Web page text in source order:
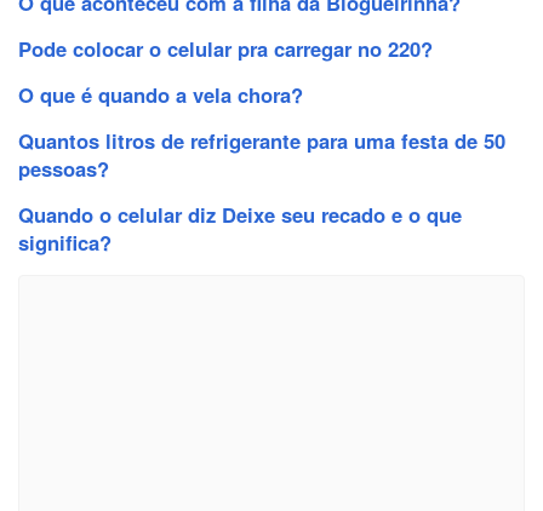
Pode colocar o celular pra carregar no 220?
O que é quando a vela chora?
Quantos litros de refrigerante para uma festa de 50
pessoas?
Quando o celular diz Deixe seu recado e o que
significa?